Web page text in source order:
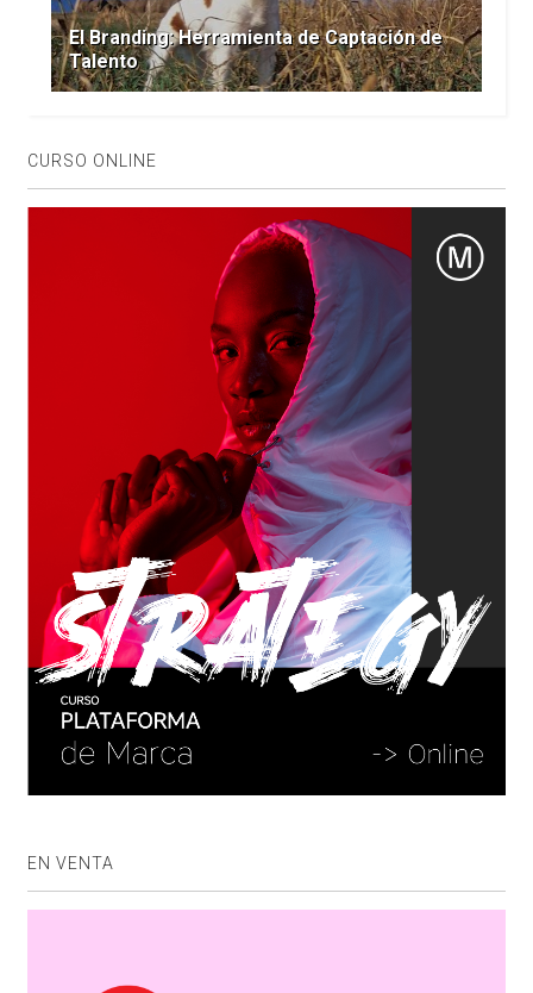
El Branding: Herramienta de Captación de
Talento
CURSO ONLINE
EN VENTA